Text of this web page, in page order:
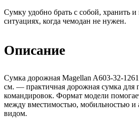
Сумку удобно брать с собой, хранить и
ситуациях, когда чемодан не нужен.
Описание
Сумка дорожная Magellan A603-32-
см. — практичная дорожная сумка для
командировок. Формат модели
между вместимостью, мобильностью
видом.